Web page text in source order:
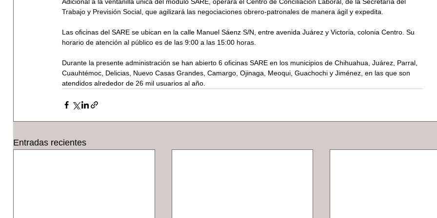
Trabajo y Previsión Social, que agilizará las negociaciones obrero-patronales de manera ágil y expedita.
Las oficinas del SARE se ubican en la calle Manuel Sáenz S/N, entre avenida Juárez y Victoria, colonia Centro. Su
horario de atención al público es de las 9:00 a las 15:00 horas.
Durante la presente administración se han abierto 6 oficinas SARE en los municipios de Chihuahua, Juárez, Parral,
Cuauhtémoc, Delicias, Nuevo Casas Grandes, Camargo, Ojinaga, Meoqui, Guachochi y Jiménez, en las que son
atendidos alrededor de 26 mil usuarios al año.
Entradas recientes